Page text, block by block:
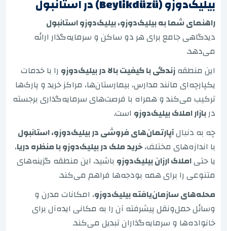
بیلیک‌دوزو (Beylikdüzü) در استانبول
راهنمای شما به بیلیک‌دوزو، بیلیک‌دوزو استانبول
دیدگاهی جامع برای هر دو ساکن و سرمایه‌گذار ارائه
می‌دهد.
این منطقهزندگی با کیفیت بالا در بیلیک‌دوزو را با خدمات
یکپارچه‌ای مانند مدارس، بیمارستان‌ها، مراکز خرید و پارک‌ها
ترکیب می‌کند و همراه با فرصت‌های سرمایه‌گذاری برجسته
دربازار املاک بیلیک‌دوزو است.
چه به دنبالآپارتمان‌های فروشی در بیلیک‌دوزو، استانبول
با اندازه‌های مختلف،خرید ملک در بیلیک‌دوزو با منظره دریا،
یا حتیاملاک ارزان بیلیک‌دوزو باشید، این منطقه گزینه‌های
متنوعی را برای همه بودجه‌ها فراهم می‌کند.
محله‌های سازمان‌یافته بیلیک‌دوزو، امکانات مدرن و
وسائل حمل‌ونقل پیشرفته آن را به مکانی ایده‌آل برای
خانواده‌ها و سرمایه‌گذاران تبدیل می‌کند.